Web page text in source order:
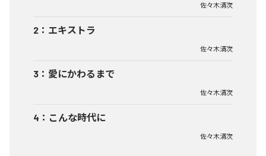
佐々木清次
2 ： エキストラ
佐々木清次
3 ： 愛にかわるまで
佐々木清次
4 ： こんな時代に
佐々木清次